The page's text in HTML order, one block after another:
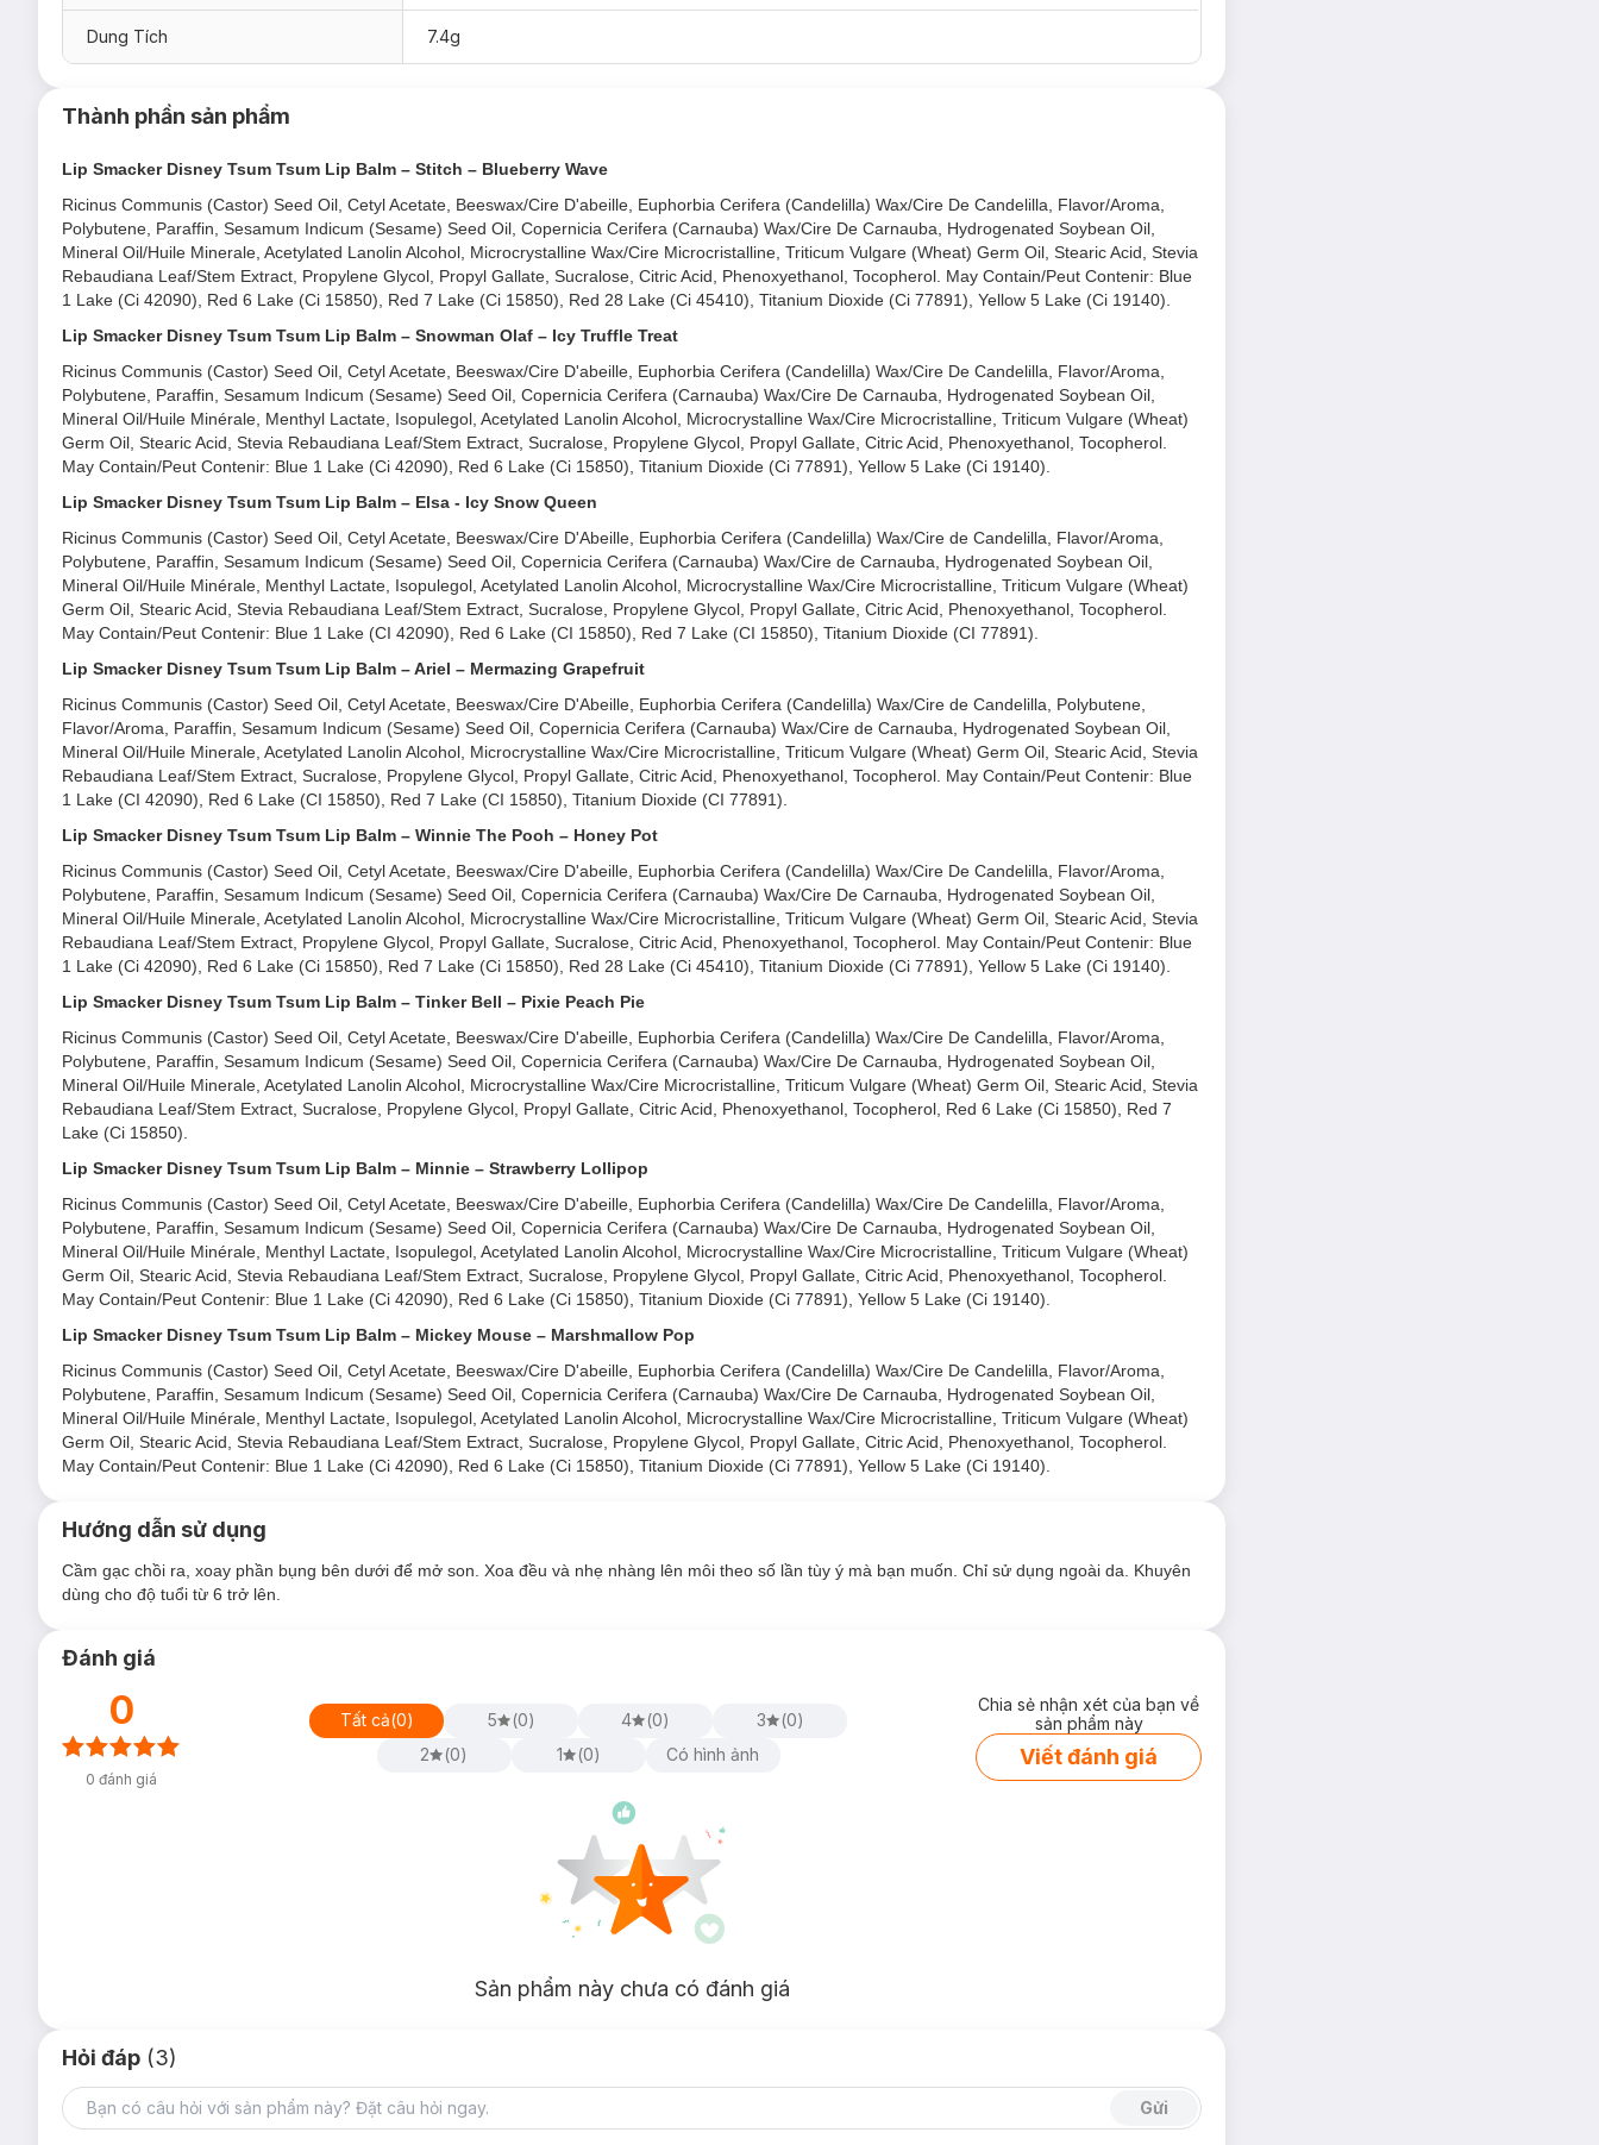
Son Dưỡng Lip Smacker Disney Tsum Tsum Lip Balm hiện đã có mặt tại
Lip Smacker Disney Tsum Tsum Lip Balm – Stitch – Blueberry Wave:Chú Chó Stitch - Hương Việt Quất
Dung Tích 7.4g
Thành phần sản phẩm
Lip Smacker Disney Tsum Tsum Lip Balm – Stitch – Blueberry Wave
Ricinus Communis (Castor) Seed Oil, Cetyl Acetate, Beeswax/Cire D'abeille, Euphorbia Cerifera (Candelilla) Wax/Cire De Candelilla, Flavor/Aroma,
Polybutene, Paraffin, Sesamum Indicum (Sesame) Seed Oil, Copernicia Cerifera (Carnauba) Wax/Cire De Carnauba, Hydrogenated Soybean Oil,
Mineral Oil/Huile Minerale, Acetylated Lanolin Alcohol, Microcrystalline Wax/Cire Microcristalline, Triticum Vulgare (Wheat) Germ Oil, Stearic Acid, Stevia
Rebaudiana Leaf/Stem Extract, Propylene Glycol, Propyl Gallate, Sucralose, Citric Acid, Phenoxyethanol, Tocopherol. May Contain/Peut Contenir: Blue
1 Lake (Ci 42090), Red 6 Lake (Ci 15850), Red 7 Lake (Ci 15850), Red 28 Lake (Ci 45410), Titanium Dioxide (Ci 77891), Yellow 5 Lake (Ci 19140).
Lip Smacker Disney Tsum Tsum Lip Balm – Snowman Olaf – Icy Truffle Treat
Ricinus Communis (Castor) Seed Oil, Cetyl Acetate, Beeswax/Cire D'abeille, Euphorbia Cerifera (Candelilla) Wax/Cire De Candelilla, Flavor/Aroma,
Polybutene, Paraffin, Sesamum Indicum (Sesame) Seed Oil, Copernicia Cerifera (Carnauba) Wax/Cire De Carnauba, Hydrogenated Soybean Oil,
Mineral Oil/Huile Minérale, Menthyl Lactate, Isopulegol, Acetylated Lanolin Alcohol, Microcrystalline Wax/Cire Microcristalline, Triticum Vulgare (Wheat)
Germ Oil, Stearic Acid, Stevia Rebaudiana Leaf/Stem Extract, Sucralose, Propylene Glycol, Propyl Gallate, Citric Acid, Phenoxyethanol, Tocopherol.
May Contain/Peut Contenir: Blue 1 Lake (Ci 42090), Red 6 Lake (Ci 15850), Titanium Dioxide (Ci 77891), Yellow 5 Lake (Ci 19140).
Lip Smacker Disney Tsum Tsum Lip Balm – Elsa - Icy Snow Queen
Ricinus Communis (Castor) Seed Oil, Cetyl Acetate, Beeswax/Cire D'Abeille, Euphorbia Cerifera (Candelilla) Wax/Cire de Candelilla, Flavor/Aroma,
Polybutene, Paraffin, Sesamum Indicum (Sesame) Seed Oil, Copernicia Cerifera (Carnauba) Wax/Cire de Carnauba, Hydrogenated Soybean Oil,
Mineral Oil/Huile Minérale, Menthyl Lactate, Isopulegol, Acetylated Lanolin Alcohol, Microcrystalline Wax/Cire Microcristalline, Triticum Vulgare (Wheat)
Germ Oil, Stearic Acid, Stevia Rebaudiana Leaf/Stem Extract, Sucralose, Propylene Glycol, Propyl Gallate, Citric Acid, Phenoxyethanol, Tocopherol.
May Contain/Peut Contenir: Blue 1 Lake (CI 42090), Red 6 Lake (CI 15850), Red 7 Lake (CI 15850), Titanium Dioxide (CI 77891).
Lip Smacker Disney Tsum Tsum Lip Balm – Ariel – Mermazing Grapefruit
Ricinus Communis (Castor) Seed Oil, Cetyl Acetate, Beeswax/Cire D'Abeille, Euphorbia Cerifera (Candelilla) Wax/Cire de Candelilla, Polybutene,
Flavor/Aroma, Paraffin, Sesamum Indicum (Sesame) Seed Oil, Copernicia Cerifera (Carnauba) Wax/Cire de Carnauba, Hydrogenated Soybean Oil,
Mineral Oil/Huile Minerale, Acetylated Lanolin Alcohol, Microcrystalline Wax/Cire Microcristalline, Triticum Vulgare (Wheat) Germ Oil, Stearic Acid, Stevia
Rebaudiana Leaf/Stem Extract, Sucralose, Propylene Glycol, Propyl Gallate, Citric Acid, Phenoxyethanol, Tocopherol. May Contain/Peut Contenir: Blue
1 Lake (CI 42090), Red 6 Lake (CI 15850), Red 7 Lake (CI 15850), Titanium Dioxide (CI 77891).
Lip Smacker Disney Tsum Tsum Lip Balm – Winnie The Pooh – Honey Pot
Ricinus Communis (Castor) Seed Oil, Cetyl Acetate, Beeswax/Cire D'abeille, Euphorbia Cerifera (Candelilla) Wax/Cire De Candelilla, Flavor/Aroma,
Polybutene, Paraffin, Sesamum Indicum (Sesame) Seed Oil, Copernicia Cerifera (Carnauba) Wax/Cire De Carnauba, Hydrogenated Soybean Oil,
Mineral Oil/Huile Minerale, Acetylated Lanolin Alcohol, Microcrystalline Wax/Cire Microcristalline, Triticum Vulgare (Wheat) Germ Oil, Stearic Acid, Stevia
Rebaudiana Leaf/Stem Extract, Propylene Glycol, Propyl Gallate, Sucralose, Citric Acid, Phenoxyethanol, Tocopherol. May Contain/Peut Contenir: Blue
1 Lake (Ci 42090), Red 6 Lake (Ci 15850), Red 7 Lake (Ci 15850), Red 28 Lake (Ci 45410), Titanium Dioxide (Ci 77891), Yellow 5 Lake (Ci 19140).
Lip Smacker Disney Tsum Tsum Lip Balm – Tinker Bell – Pixie Peach Pie
Ricinus Communis (Castor) Seed Oil, Cetyl Acetate, Beeswax/Cire D'abeille, Euphorbia Cerifera (Candelilla) Wax/Cire De Candelilla, Flavor/Aroma,
Polybutene, Paraffin, Sesamum Indicum (Sesame) Seed Oil, Copernicia Cerifera (Carnauba) Wax/Cire De Carnauba, Hydrogenated Soybean Oil,
Mineral Oil/Huile Minerale, Acetylated Lanolin Alcohol, Microcrystalline Wax/Cire Microcristalline, Triticum Vulgare (Wheat) Germ Oil, Stearic Acid, Stevia
Rebaudiana Leaf/Stem Extract, Sucralose, Propylene Glycol, Propyl Gallate, Citric Acid, Phenoxyethanol, Tocopherol, Red 6 Lake (Ci 15850), Red 7
Lake (Ci 15850).
Lip Smacker Disney Tsum Tsum Lip Balm – Minnie – Strawberry Lollipop
Ricinus Communis (Castor) Seed Oil, Cetyl Acetate, Beeswax/Cire D'abeille, Euphorbia Cerifera (Candelilla) Wax/Cire De Candelilla, Flavor/Aroma,
Polybutene, Paraffin, Sesamum Indicum (Sesame) Seed Oil, Copernicia Cerifera (Carnauba) Wax/Cire De Carnauba, Hydrogenated Soybean Oil,
Mineral Oil/Huile Minérale, Menthyl Lactate, Isopulegol, Acetylated Lanolin Alcohol, Microcrystalline Wax/Cire Microcristalline, Triticum Vulgare (Wheat)
Germ Oil, Stearic Acid, Stevia Rebaudiana Leaf/Stem Extract, Sucralose, Propylene Glycol, Propyl Gallate, Citric Acid, Phenoxyethanol, Tocopherol.
May Contain/Peut Contenir: Blue 1 Lake (Ci 42090), Red 6 Lake (Ci 15850), Titanium Dioxide (Ci 77891), Yellow 5 Lake (Ci 19140).
Lip Smacker Disney Tsum Tsum Lip Balm – Mickey Mouse – Marshmallow Pop
Ricinus Communis (Castor) Seed Oil, Cetyl Acetate, Beeswax/Cire D'abeille, Euphorbia Cerifera (Candelilla) Wax/Cire De Candelilla, Flavor/Aroma,
Polybutene, Paraffin, Sesamum Indicum (Sesame) Seed Oil, Copernicia Cerifera (Carnauba) Wax/Cire De Carnauba, Hydrogenated Soybean Oil,
Mineral Oil/Huile Minérale, Menthyl Lactate, Isopulegol, Acetylated Lanolin Alcohol, Microcrystalline Wax/Cire Microcristalline, Triticum Vulgare (Wheat)
Germ Oil, Stearic Acid, Stevia Rebaudiana Leaf/Stem Extract, Sucralose, Propylene Glycol, Propyl Gallate, Citric Acid, Phenoxyethanol, Tocopherol.
May Contain/Peut Contenir: Blue 1 Lake (Ci 42090), Red 6 Lake (Ci 15850), Titanium Dioxide (Ci 77891), Yellow 5 Lake (Ci 19140).
Hướng dẫn sử dụng
Cầm gạc chồi ra, xoay phần bụng bên dưới để mở son. Xoa đều và nhẹ nhàng lên môi theo số lần tùy ý mà bạn muốn. Chỉ sử dụng ngoài da. Khuyên
dùng cho độ tuổi từ 6 trở lên.
Đánh giá
0
0 đánh giá
Tất cả(0) 5 (0) 4 (0) 3 (0)
2
(0) 1 (0) Có hình ảnh
Chia sẻ nhận xét của bạn về
sản phẩm này
Viết đánh giá
Sản phẩm này chưa có đánh giá
Hỏi đáp (3)
Gửi